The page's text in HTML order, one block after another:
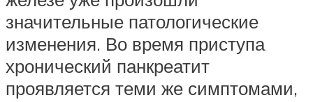
значительные патологические
изменения. Во время приступа
хронический панкреатит
проявляется теми же симптомами,